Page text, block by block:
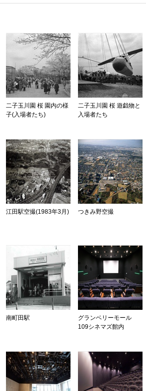
二子玉川園 桜 園内の様
子(入場者たち)
二子玉川園 桜 遊戯物と
入場者たち
江田駅空撮(1983年3月) つきみ野空撮
南町田駅
グランベリーモール
109シネマズ館内